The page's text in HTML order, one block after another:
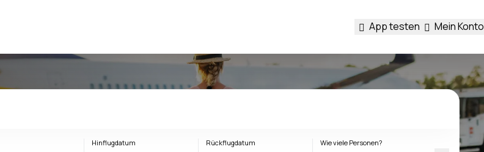
App testen Mein Konto
Hinflugdatum Rückflugdatum Wie viele Personen?